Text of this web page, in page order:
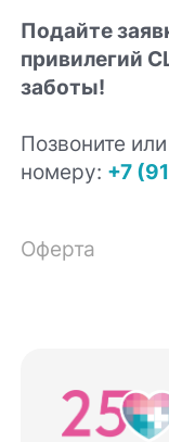
Подайте
привилегий
заботы!
Позвоните
номеру: +7
Оферта